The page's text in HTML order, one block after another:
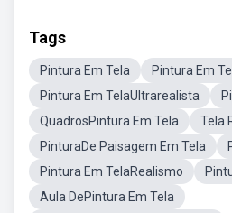
Tags
Pintura Em Tela
Pintura Em
Pintura Em TelaUltrarealista
QuadrosPintura Em Tela
Tela
PinturaDe Paisagem Em Tela
Pintura Em TelaRealismo
Aula DePintura Em Tela